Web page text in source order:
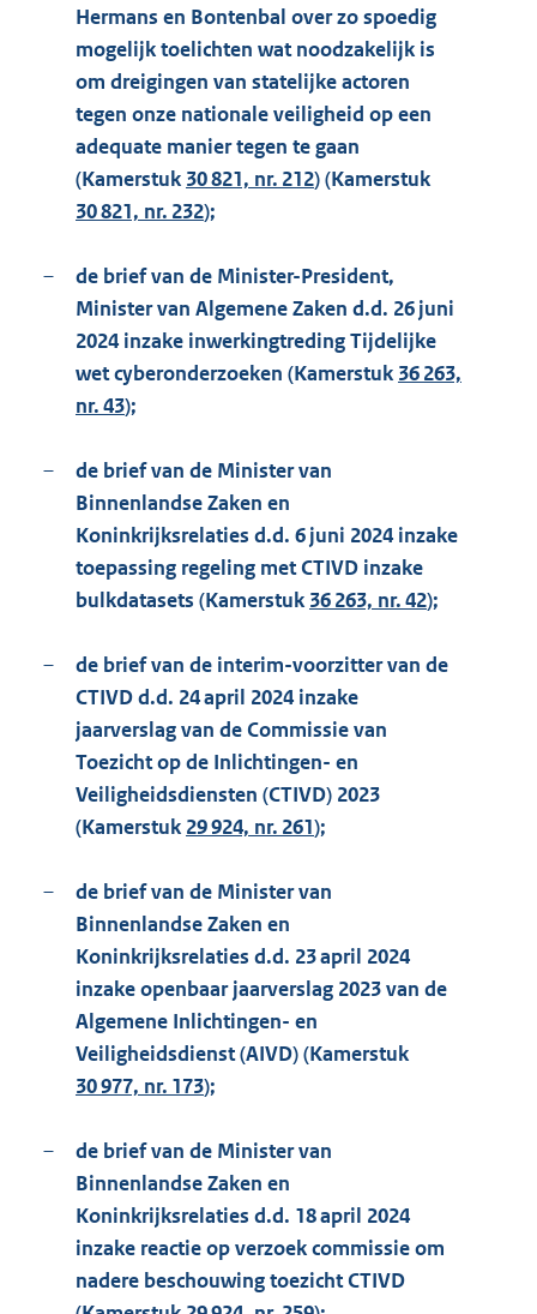
Hermans en Bontenbal over zo spoedig
mogelijk toelichten wat noodzakelijk is
om dreigingen van statelijke actoren
tegen onze nationale veiligheid op een
adequate manier tegen te gaan
(Kamerstuk 30 821, nr. 212) (Kamerstuk
30 821, nr. 232);
–
de brief van de Minister-President,
Minister van Algemene Zaken d.d. 26 juni
2024 inzake inwerkingtreding Tijdelijke
wet cyberonderzoeken (Kamerstuk 36 263,
nr. 43);
–
de brief van de Minister van
Binnenlandse Zaken en
Koninkrijksrelaties d.d. 6 juni 2024 inzake
toepassing regeling met CTIVD inzake
bulkdatasets (Kamerstuk 36 263, nr. 42);
–
de brief van de interim-voorzitter van de
CTIVD d.d. 24 april 2024 inzake
jaarverslag van de Commissie van
Toezicht op de Inlichtingen- en
Veiligheidsdiensten (CTIVD) 2023
(Kamerstuk 29 924, nr. 261);
–
de brief van de Minister van
Binnenlandse Zaken en
Koninkrijksrelaties d.d. 23 april 2024
inzake openbaar jaarverslag 2023 van de
Algemene Inlichtingen- en
Veiligheidsdienst (AIVD) (Kamerstuk
30 977, nr. 173);
–
de brief van de Minister van
Binnenlandse Zaken en
Koninkrijksrelaties d.d. 18 april 2024
inzake reactie op verzoek commissie om
nadere beschouwing toezicht CTIVD